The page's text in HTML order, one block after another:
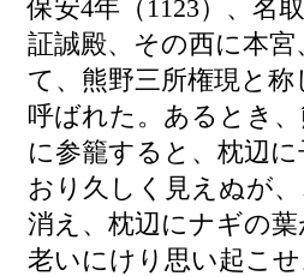
保安4年（1123）、名
証誠殿、その西に本
て、熊野三所権現と
呼ばれた。あるとき
に参籠すると、枕辺
おり久しく見えぬが
消え、枕辺にナギの
老いにけり思い起こ